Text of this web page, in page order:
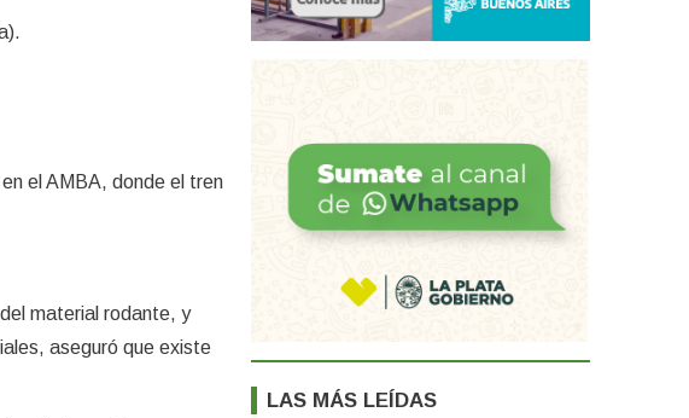
el AMBA, donde el tren
material rodante, y
aseguró que existe
LAS MÁS LEÍDAS